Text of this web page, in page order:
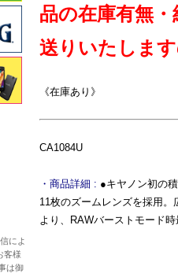
品の在庫有無
送りいたしま
《在庫あり》
CA1084U
・商品詳細 : ●キヤノン初の
11枚のズームレンズを採用
より、RAWバーストモード
によ
客様
は御